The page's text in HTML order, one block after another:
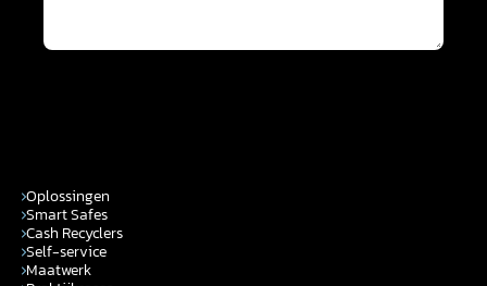
Oplossingen
Smart Safes
Cash Recyclers
Self-service
Maatwerk